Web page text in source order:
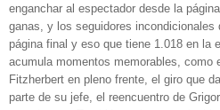
enganchar al espectador desde la
ganas, y los seguidores incondicionales
página final y eso que tiene 1.018 en la
acumula momentos memorables, como
Fitzherbert en pleno frente, el giro que
parte de su jefe, el reencuentro de